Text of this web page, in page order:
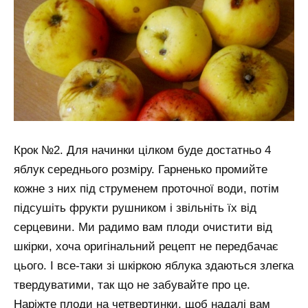
Крок №2. Для начинки цілком буде достатньо 4
яблук середнього розміру. Гарненько промийте
кожне з них під струменем проточної води, потім
підсушіть фрукти рушником і звільніть їх від
серцевини. Ми радимо вам плоди очистити від
шкірки, хоча оригінальний рецепт не передбачає
цього. І все-таки зі шкіркою яблука здаються злегка
твердуватими, так що не забувайте про це.
Наріжте плоди на четвертинки, щоб надалі вам